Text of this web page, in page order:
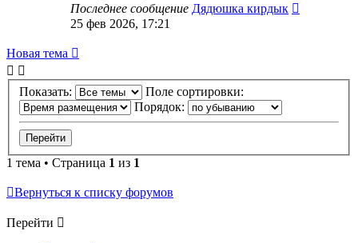
Последнее сообщение Дядюшка кирдык
25 фев 2026, 17:21
Новая
тема
Новая тема
Показать:
Поле сортировки:
Порядок:
1 тема • Страница 1 из 1
Вернуться к списку форумов
Перейти